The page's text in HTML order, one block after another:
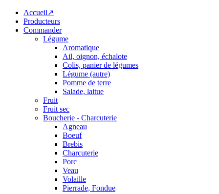
Accueil↗
Producteurs
Commander
Légume
Aromatique
Ail, oignon, échalote
Colis, panier de légumes
Légume (autre)
Pomme de terre
Salade, laitue
Fruit
Fruit sec
Boucherie - Charcuterie
Agneau
Boeuf
Brebis
Charcuterie
Porc
Veau
Volaille
Pierrade, Fondue